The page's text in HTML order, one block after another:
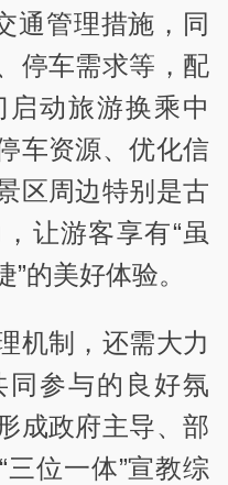
通管理措施，同
停车需求等，配
动旅游换乘中
车资源、优化信
区周边特别是古
让游客享有“虽
的美好体验。
机制，还需大力
参与的良好氛
成政府主导、部
位一体”宣教综